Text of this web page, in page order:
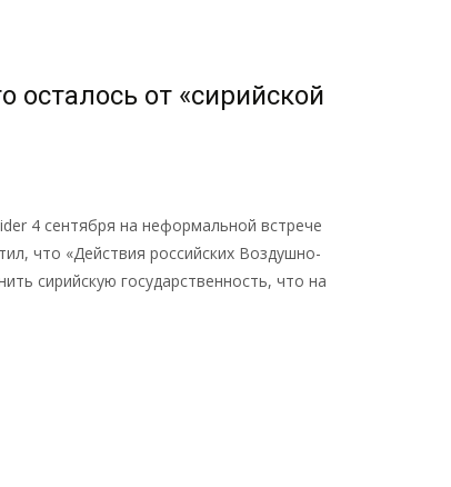
осталось от «сирийской
4 сентября на неформальной встрече
что «Действия российских Воздушно-
сирийскую государственность, что на